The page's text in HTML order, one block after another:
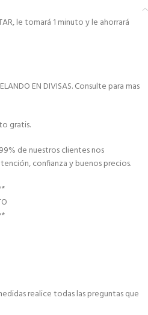
le tomará 1 minuto y le ahorrará
EN DIVISAS. Consulte para mas
gratis.
de nuestros clientes nos
confianza y buenos precios.
realice todas las preguntas que